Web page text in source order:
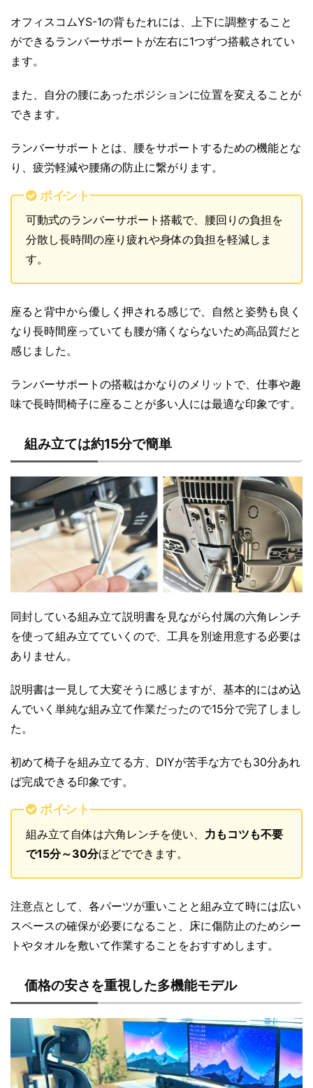
オフィスコムYS-1の背もたれには、上下に調整すること
ができるランバーサポートが左右に1つずつ搭載されてい
ます。
また、自分の腰にあったポジションに位置を変えることが
できます。
ランバーサポートとは、腰をサポートするための機能とな
り、疲労軽減や腰痛の防止に繋がります。
ポイント
可動式のランバーサポート搭載で、腰回りの負担を
分散し長時間の座り疲れや身体の負担を軽減しま
す。
座ると背中から優しく押される感じで、自然と姿勢も良く
なり長時間座っていても腰が痛くならないため高品質だと
感じました。
ランバーサポートの搭載はかなりのメリットで、仕事や趣
味で長時間椅子に座ることが多い人には最適な印象です。
組み立ては約15分で簡単
同封している組み立て説明書を見ながら付属の六角レンチ
を使って組み立てていくので、工具を別途用意する必要は
ありません。
説明書は一見して大変そうに感じますが、基本的にはめ込
んでいく単純な組み立て作業だったので15分で完了しまし
た。
初めて椅子を組み立てる方、DIYが苦手な方でも30分あれ
ば完成できる印象です。
ポイント
組み立て自体は六角レンチを使い、 力もコツも不要
で15分～30分ほどでできます。
注意点として、各パーツが重いことと組み立て時には広い
スペースの確保が必要になること、床に傷防止のためシー
トやタオルを敷いて作業することをおすすめします。
価格の安さを重視した多機能モデル